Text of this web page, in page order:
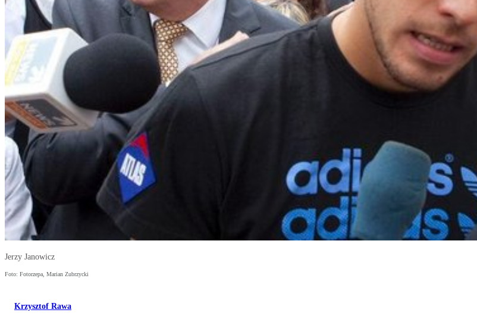
Jerzy Janowicz
Foto: Fotorzepa, Marian Zubrzycki
Krzysztof Rawa